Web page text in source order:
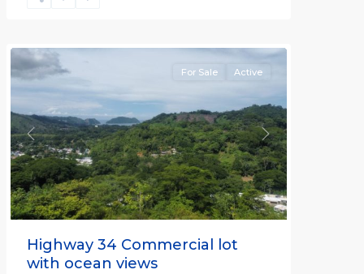
Previous Next
For Sale Active
Highway 34 Commercial lot
with ocean views